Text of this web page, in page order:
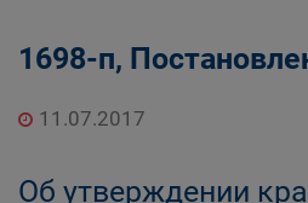
городского округа
1698-п,
11.07.2017
Об утверждении